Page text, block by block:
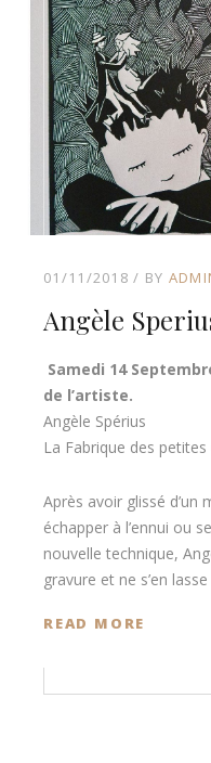
01/11/2018 BY
Angèle
Samedi 14
de l’artiste.
Angèle Spérius
La Fabrique des
Après avoir glissé d’un
échapper à l’ennui ou
nouvelle technique,
gravure et ne s’en
READ MORE